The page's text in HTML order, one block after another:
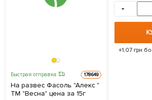
Быстрая отправка 178649
На развес Фасоль "Алекс "
ТМ "Весна" цена за 15г
-
+1.07грн